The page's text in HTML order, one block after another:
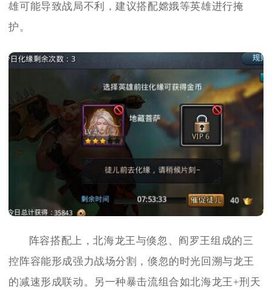
雄可能导致战局不利，建议搭配嫦娥等英雄进行掩
护。
阵容搭配上，北海龙王与倏忽、阎罗王组成的三
控阵容能形成强力战场分割，倏忽的时光回溯与龙王
的减速形成联动。另一种暴击流组合如北海龙王+刑天